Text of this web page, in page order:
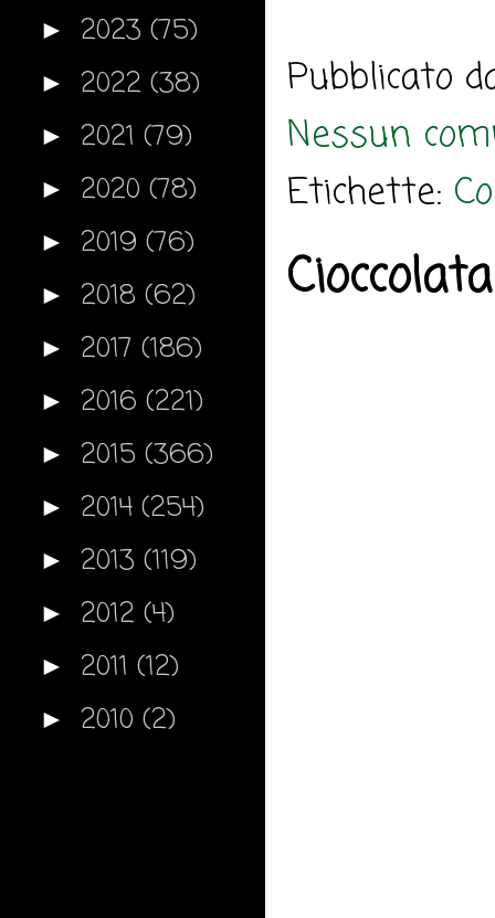
Pubblicato
Nessun
Etichette:
► 2023 (75)
► 2022 (38)
► 2021 (79)
► 2020 (78)
► 2019 (76)
► 2018 (62)
► 2017 (186)
► 2016 (221)
► 2015 (366)
► 2014 (254)
► 2013 (119)
► 2012 (4)
► 2011 (12)
► 2010 (2)